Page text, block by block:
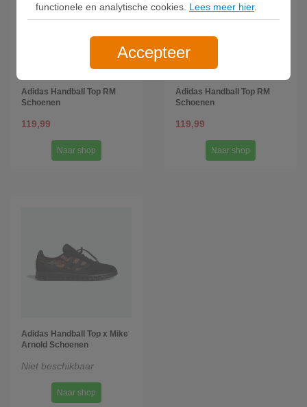
Adidas Handball Top RM
Schoenen
119,99
Naar shop
Adidas Handball Top RM
Schoenen
119,99
Naar shop
Adidas Handball Top x Mike
Arnold Schoenen
Niet beschikbaar
Naar shop
functionele en analytische cookies. Lees meer hier.
Accepteer